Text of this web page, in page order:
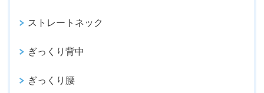
ストレートネック
ぎっくり背中
ぎっくり腰